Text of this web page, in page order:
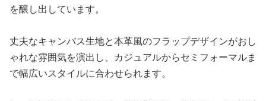
を醸し出しています。
丈夫なキャンバス生地と本革風のフラップデザインがおし
ゃれな雰囲気を演出し、カジュアルからセミフォーマルま
で幅広いスタイルに合わせられます。